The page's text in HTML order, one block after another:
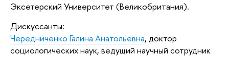
Эксетерский Университет (Великобритания).
Дискуссанты:
Чередниченко Галина Анатольевна, доктор
социологических наук, ведущий научный сотрудник